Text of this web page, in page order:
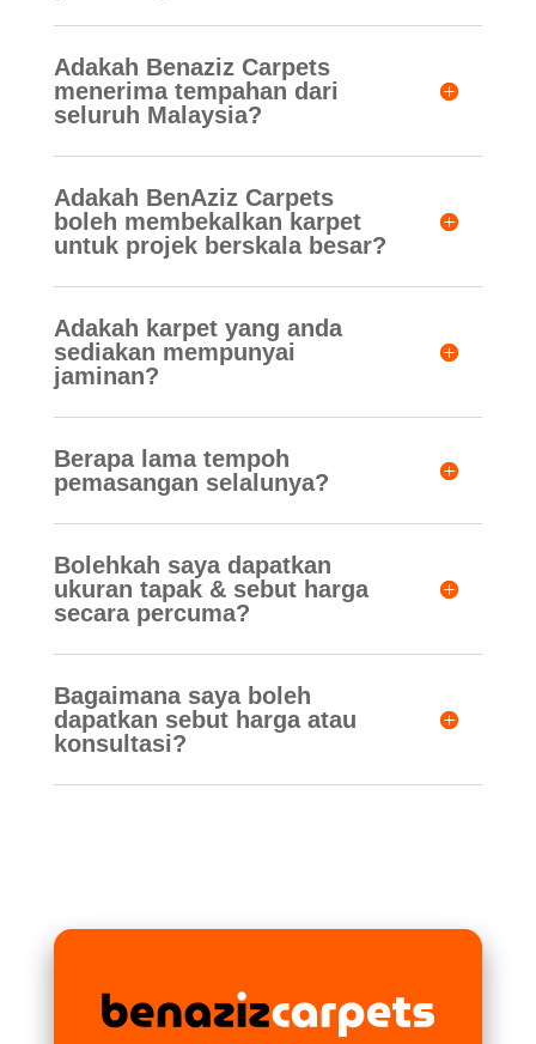
Adakah Benaziz Carpets
menerima tempahan dari
seluruh Malaysia?
Adakah BenAziz Carpets
boleh membekalkan karpet
untuk projek berskala besar?
Adakah karpet yang anda
sediakan mempunyai
jaminan?
Berapa lama tempoh
pemasangan selalunya?
Bolehkah saya dapatkan
ukuran tapak & sebut harga
secara percuma?
Bagaimana saya boleh
dapatkan sebut harga atau
konsultasi?